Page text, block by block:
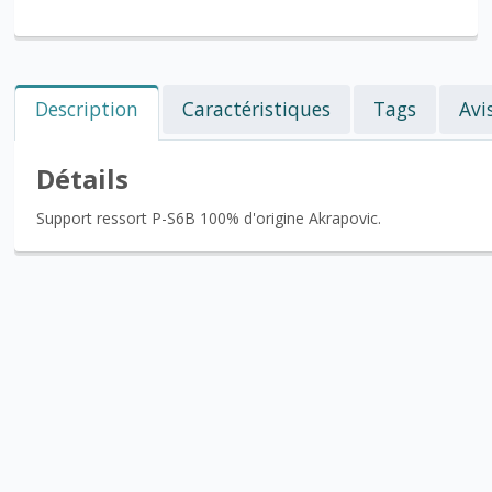
Description Caractéristiques Tags
Détails
Support ressort P-S6B 100% d'origine Akrapovic.